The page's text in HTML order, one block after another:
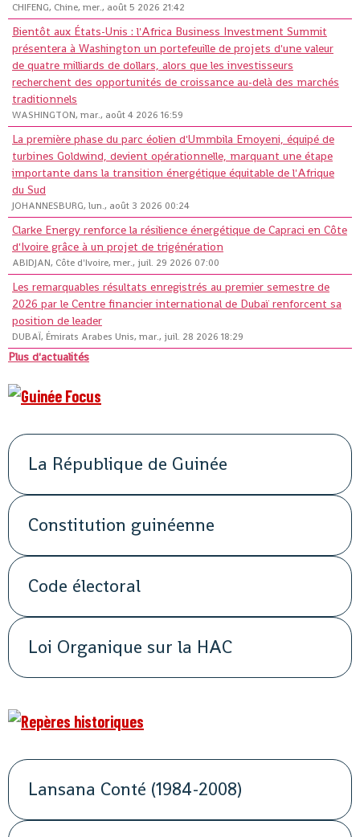
CHIFENG, Chine, mer., août 5 2026 21:42
Bientôt aux États-Unis : l'Africa Business Investment Summit
présentera à Washington un portefeuille de projets d'une valeur
de quatre milliards de dollars, alors que les investisseurs
recherchent des opportunités de croissance au-delà des marchés
traditionnels
WASHINGTON, mar., août 4 2026 16:59
La première phase du parc éolien d'Ummbila Emoyeni, équipé de
turbines Goldwind, devient opérationnelle, marquant une étape
importante dans la transition énergétique équitable de l'Afrique
du Sud
JOHANNESBURG, lun., août 3 2026 00:24
Clarke Energy renforce la résilience énergétique de Capraci en Côte
d'Ivoire grâce à un projet de trigénération
ABIDJAN, Côte d'Ivoire, mer., juil. 29 2026 07:00
Les remarquables résultats enregistrés au premier semestre de
2026 par le Centre financier international de Dubaï renforcent sa
position de leader
DUBAÏ, Émirats Arabes Unis, mar., juil. 28 2026 18:29
Plus d'actualités
La République de Guinée
Constitution guinéenne
Code électoral
Loi Organique sur la HAC
Lansana Conté (1984-2008)